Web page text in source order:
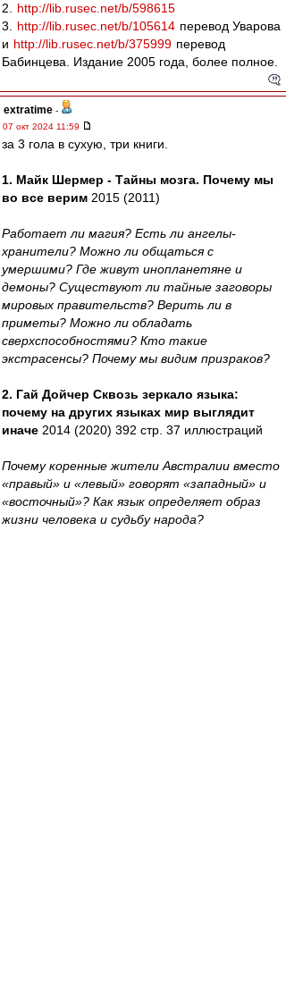
2.
http://lib.rusec.net/b/598615
3.
http://lib.rusec.net/b/105614 перевод Уварова
и http://lib.rusec.net/b/375999 перевод
Бабинцева. Издание 2005 года, более полное.
extratime -
07 окт 2024 11:59
за 3 гола в сухую, три книги.
1. Майк Шермер - Тайны мозга. Почему мы
во все верим 2015 (2011)
Работает ли магия? Есть ли ангелы-
хранители? Можно ли общаться с
умершими? Где живут инопланетяне и
демоны? Существуют ли тайные заговоры
мировых правительств? Верить ли в
приметы? Можно ли обладать
сверхспособностями? Кто такие
экстрасенсы? Почему мы видим призраков?
2. Гай Дойчер Сквозь зеркало языка:
почему на других языках мир выглядит
иначе 2014 (2020) 392 стр. 37 иллюстраций
Почему коренные жители Австралии вместо
«правый» и «левый» говорят «западный» и
«восточный»? Как язык определяет образ
жизни человека и судьбу народа?